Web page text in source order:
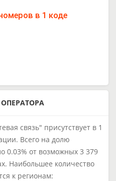
в 1 коде
связь" присутствует в 1
Всего на долю
0.03% от возможных 3 379
Наибольшее количество
к регионам: